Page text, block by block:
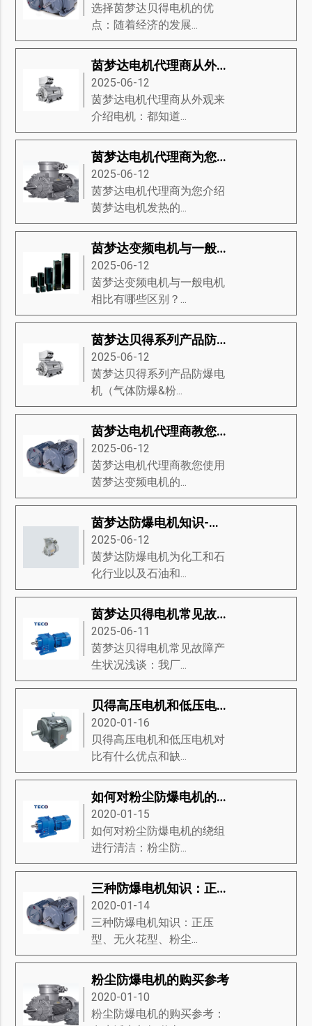
选择茵梦达贝得电机的优
点：随着经济的发展...
茵梦达电机代理商从外观来介绍电机
2025-06-12
茵梦达电机代理商从外观来
介绍电机：都知道...
茵梦达电机代理商为您介绍茵梦达电机发热的22条原因
2025-06-12
茵梦达电机代理商为您介绍
茵梦达电机发热的...
茵梦达变频电机与一般电机相比有哪些区别？
2025-06-12
茵梦达变频电机与一般电机
相比有哪些区别？...
茵梦达贝得系列产品防爆电机（气体防爆&粉尘防爆电机）
2025-06-12
茵梦达贝得系列产品防爆电
机（气体防爆&粉...
茵梦达电机代理商教您使用茵梦达变频电机的应用方法手册
2025-06-12
茵梦达电机代理商教您使用
茵梦达变频电机的...
茵梦达防爆电机知识-茵梦达防爆电机的经济、生态驱动、设计等知识详解
2025-06-12
茵梦达防爆电机为化工和石
化行业以及石油和...
茵梦达贝得电机常见故障产生状况浅谈
2025-06-11
茵梦达贝得电机常见故障产
生状况浅谈：我厂...
贝得高压电机和低压电机对比有什么优点和缺点？
2020-01-16
贝得高压电机和低压电机对
比有什么优点和缺...
如何对粉尘防爆电机的绕组进行清洁
2020-01-15
如何对粉尘防爆电机的绕组
进行清洁：粉尘防...
三种防爆电机知识：正压型、无火花型、粉尘防爆电机
2020-01-14
三种防爆电机知识：正压
型、无火花型、粉尘...
粉尘防爆电机的购买参考
2020-01-10
粉尘防爆电机的购买参考：